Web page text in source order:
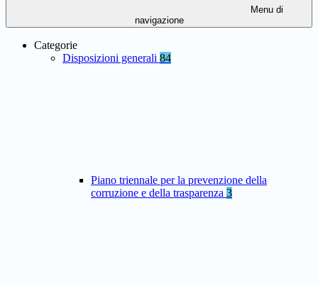
Menu di
navigazione
Categorie
Disposizioni generali 84
Piano triennale per la prevenzione della
corruzione e della trasparenza 3